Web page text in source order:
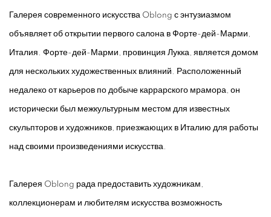
Галерея современного искусства Oblong с энтузиазмом
объявляет об открытии первого салона в Форте-дей-Марми,
Италия. Форте-дей-Марми, провинция Лукка, является домом
для нескольких художественных влияний. Расположенный
недалеко от карьеров по добыче каррарского мрамора, он
исторически был межкультурным местом для известных
скульпторов и художников, приезжающих в Италию для работы
над своими произведениями искусства.
Галерея Oblong рада предоставить художникам,
коллекционерам и любителям искусства возможность